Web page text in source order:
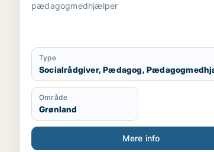
pædagogmedhjælper
Type
Socialrådgiver, Pædagog,
Område
Grønland
Mere info